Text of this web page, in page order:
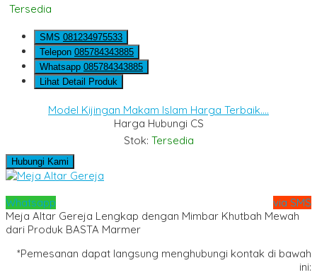
Tersedia
SMS 081234975533
Telepon 085784343885
Whatsapp 085784343885
Lihat Detail Produk
Model Kijingan Makam Islam Harga Terbaik....
Harga Hubungi CS
Stok: Tersedia
Hubungi Kami
Whatsapp
via SMS
Meja Altar Gereja Lengkap dengan Mimbar Khutbah Mewah
dari Produk BASTA Marmer
*Pemesanan dapat langsung menghubungi kontak di bawah
ini: